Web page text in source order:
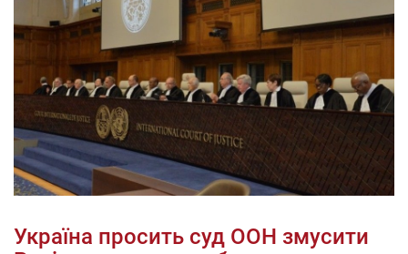
Україна просить суд ООН змусити